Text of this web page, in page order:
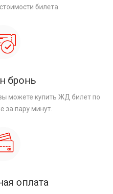
билета.
бронь
можете купить ЖД билет по
за пару минут.
оплата